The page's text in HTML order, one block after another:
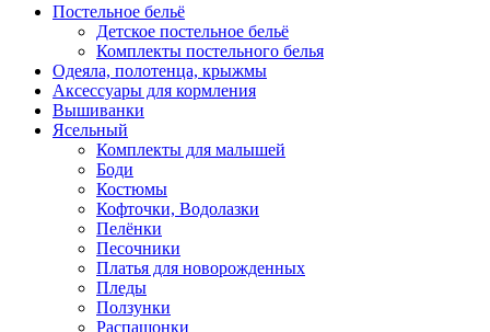
Постельное бельё
Детское постельное бельё
Комплекты постельного белья
Одеяла, полотенца, крыжмы
Аксессуары для кормления
Вышиванки
Ясельный
Комплекты для малышей
Боди
Костюмы
Кофточки, Водолазки
Пелёнки
Песочники
Платья для новорожденных
Пледы
Ползунки
Распашонки